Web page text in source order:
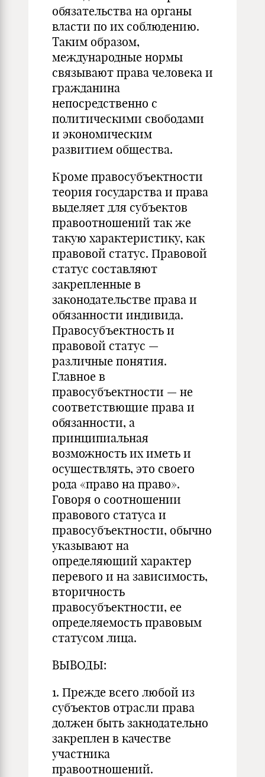
обязательства на органы
власти по их соблюдению.
Таким образом,
международные нормы
связывают права человека и
гражданина
непосредственно с
политическими свободами
и экономическим
развитием общества.
Кроме правосубъектности
теория государства и права
выделяет для субъектов
правоотношений так же
такую характеристику, как
правовой статус. Правовой
статус составляют
закрепленные в
законодательстве права и
обязанности индивида.
Правосубъектность и
правовой статус —
различные понятия.
Главное в
правосубъектности — не
соответствющие права и
обязанности, а
принципиальная
возможность их иметь и
осуществлять, это своего
рода «право на право».
Говоря о соотношении
правового статуса и
правосубъектности, обычно
указывают на
определяющий характер
перевого и на зависимость,
вторичность
правосубъектности, ее
определяемость правовым
статусом лица.
ВЫВОДЫ:
1. Прежде всего любой из
субъектов отрасли права
должен быть закнодательно
закреплен в качестве
участника
правоотношений.